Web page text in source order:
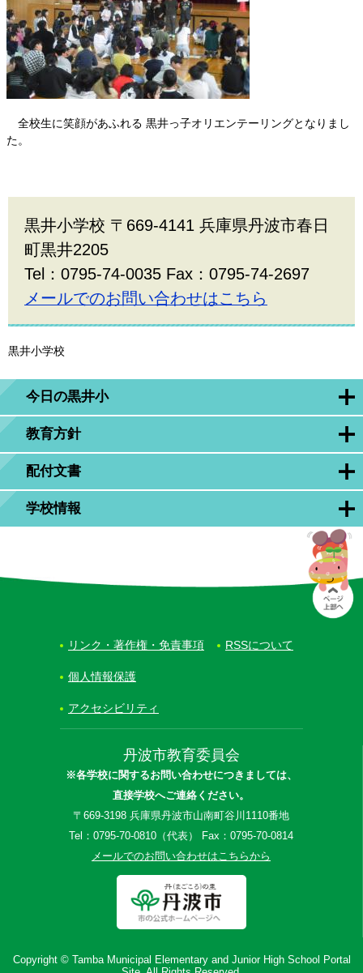
黒井小学校
今日の黒井小
教育方針
配付文書
学校情報
全校生に笑顔があふれる 黒井っ子オリエンテーリングとなりまし
た。
黒井小学校 〒669-4141 兵庫県丹波市春日
町黒井2205
Tel：0795-74-0035 Fax：0795-74-2697
メールでのお問い合わせはこちら
丹波市教育委員会
※各学校に関するお問い合わせにつきましては、
直接学校へご連絡ください。
〒669-3198 兵庫県丹波市山南町谷川1110番地
Tel：0795-70-0810（代表） Fax：0795-70-0814
メールでのお問い合わせはこちらから
リンク・著作権・免責事項 RSSについて
個人情報保護
アクセシビリティ
Copyright © Tamba Municipal Elementary and Junior High School Portal